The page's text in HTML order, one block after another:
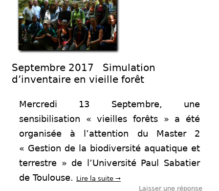
Septembre 2017 Simulation
d’inventaire en vieille forêt
Mercredi 13 Septembre, une
sensibilisation « vieilles forêts » a été
organisée à l’attention du Master 2
« Gestion de la biodiversité aquatique et
terrestre » de l’Université Paul Sabatier
de Toulouse. Lire la suite →
Laisser une réponse